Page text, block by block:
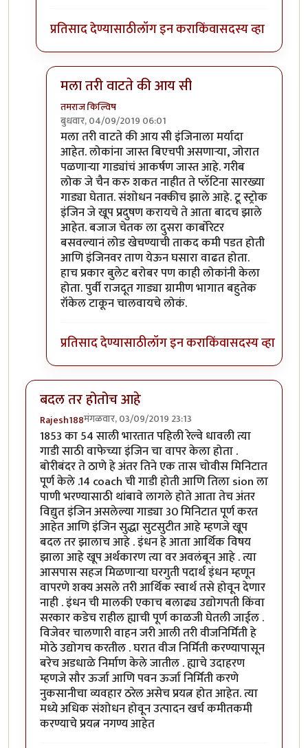
प्रतिसाद देण्यासाठीलॉग इन कराकिंवासदस्य व्हा
मला तरी वाटते की आय सी
तमराज किल्विष
बुधवार, 04/09/2019 06:01
In reply toकिल्विषजी,byभंकस बाबा
मला तरी वाटते की आय सी इंजिनाला मर्यादा
आहेत. लोकांना जास्त बिएचपी असणाऱ्या, जोरात
पळणाऱ्या गाड्यांचं आकर्षण जास्त आहे. गरीब
लोक जे चैन करु शकत नाहीत ते प्लॅटिना सारख्या
गाड्या घेतात. संशोधन नक्कीच झाले आहे. टू स्ट्रोक
इंजिन जे खूप प्रदुषण करायचे ते आता बादच झाले
आहेत. बजाज चेतक ला दुसरा कार्बोरेटर
बसवल्यानं लोड खेचण्याची ताकद कमी पडत होती
आणि इंजिनवर ताण येऊन घसारा वाढत होता.
हाच प्रकार बुलेट बरोबर पण काही लोकांनी केला
होता. पुर्वी राजदूत गाड्या ग्रामीण भागात बहुतेक
रॉकेल टाकून चालवायचे लोकं.
प्रतिसाद देण्यासाठीलॉग इन कराकिंवासदस्य व्हा
बदल तर होतोच आहे
Rajesh188मंगळवार, 03/09/2019 23:13
1853 का 54 साली भारतात पहिली रेल्वे धावली त्या
गाडी साठी वाफेच्या इंजिन चा वापर केला होता .
बोरीबंदर ते ठाणे हे अंतर तिने एक तास चोवीस मिनिटात
पूर्ण केले .14 coach ची गाडी होती आणि तिला sion ला
पाणी भरण्यासाठी थांबावे लागले होते आता तेच अंतर
विद्युत इंजिन असलेल्या गाड्या 30 मिनिटात पूर्ण करत
आहेत आणि इंजिन सुद्धा सुटसुटीत आहे म्हणजे खूप
बदल तर झालाच आहे . इंधन हे आता आर्थिक विषय
झाला आहे खूप अर्थकारण त्या वर अवलंबून आहे . त्या
आसपास सहज मिळणाऱ्या घरगुती पदार्थ इंधन म्हणून
वापरणे शक्य असले तरी आर्थिक स्वार्थ तसे होवून देणार
नाही . इंधन ची मालकी एकाच बलाढ्य उद्योगपती किंवा
सरकार कडेच राहील ह्याची पूर्ण काळजी घेतली जाईल .
विजेवर चालणारी वाहन जरी आली तरी वीजनिर्मिती हे
मोठे उद्योगच करतील . घरात वीज निर्मिती करण्यापासून
बरेच अडधाळे निर्माण केले जातील . ह्याचे उदाहरण
म्हणजे सौर ऊर्जा आणि पवन ऊर्जा निर्मिती करणे
नुकसानीचा व्यवहार ठरेल असेच प्रयत्न होत आहेत. त्या
मध्ये अधिक संशोधन होवून उत्पादन खर्च कमीतकमी
करण्याचे प्रयत्न नगण्य आहेत